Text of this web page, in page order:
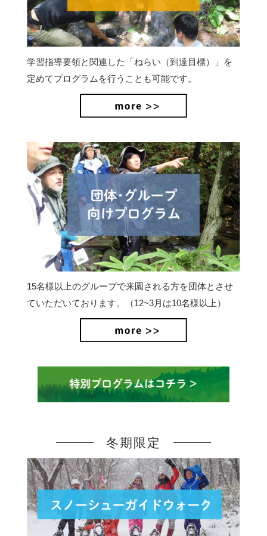
学習指導要領と関連した「ねらい（到達目標）」を
定めてプログラムを行うことも可能です。
15名様以上のグループで来園される方を団体とさせ
ていただいております。（12~3月は10名様以上）
冬期限定